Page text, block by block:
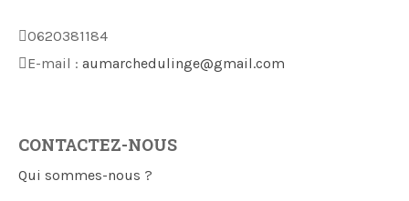
0620381184
E-mail : aumarchedulinge@gmail.com
CONTACTEZ-NOUS
Qui sommes-nous ?